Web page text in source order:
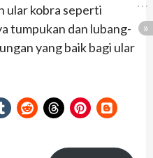
ular kobra seperti
tumpukan dan lubang-
yang baik bagi ular